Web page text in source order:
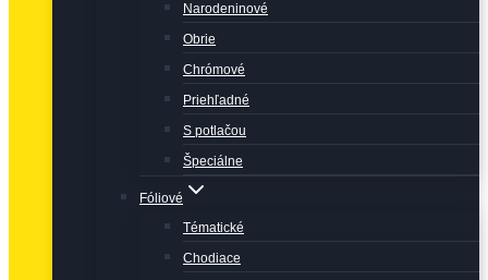
Narodeninové
Obrie
Chrómové
Priehľadné
S potlačou
Špeciálne
Fóliové
Tématické
Chodiace